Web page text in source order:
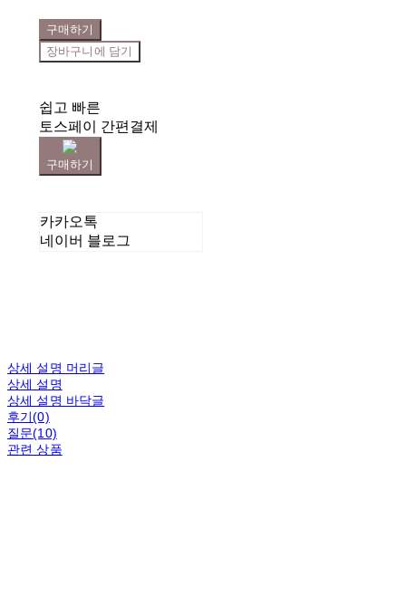
구매하기
장바구니에 담기
쉽고 빠른
토스페이 간편결제
구매하기
카카오톡
네이버 블로그
상세 설명 머리글
상세 설명
상세 설명 바닥글
후기(0)
질문(10)
관련 상품